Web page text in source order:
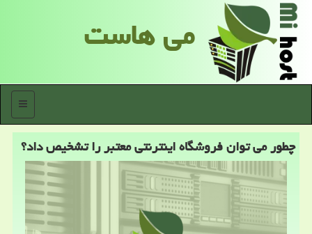
می هاست
منو
چطور می توان فروشگاه اینترنتی معتبر را تشخیص داد؟